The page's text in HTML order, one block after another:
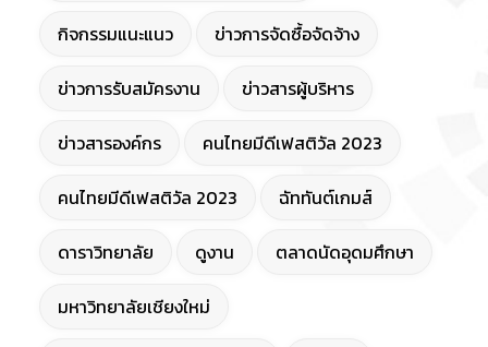
กิจกรรมแนะแนว ข่าวการจัดซื้อจัดจ้าง
ข่าวการรับสมัครงาน ข่าวสารผู้บริหาร
ข่าวสารองค์กร คนไทยมีดีเฟสติวัล 2023
คนไทยมีดีเฟสติวัล 2023 ฉัททันต์เกมส์
ดาราวิทยาลัย ดูงาน ตลาดนัดอุดมศึกษา
มหาวิทยาลัยเชียงใหม่